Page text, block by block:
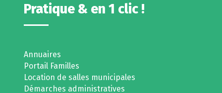
Pratique & en 1 clic !
Annuaires
Portail Familles
Location de salles municipales
Démarches administratives